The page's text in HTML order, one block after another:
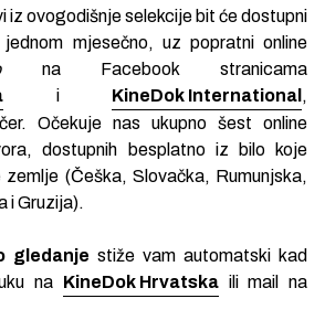
iz ovogodišnje selekcije bit će dostupni
mjesečno, uz popratni online
na Facebook stranicama
i KineDok International ,
Očekuje nas ukupno šest online
dostupnih besplatno iz bilo koje
zemlje (Češka, Slovačka, Rumunjska,
i Gruzija).
gledanje stiže vam automatski kad
na KineDok Hrvatskaili mail na